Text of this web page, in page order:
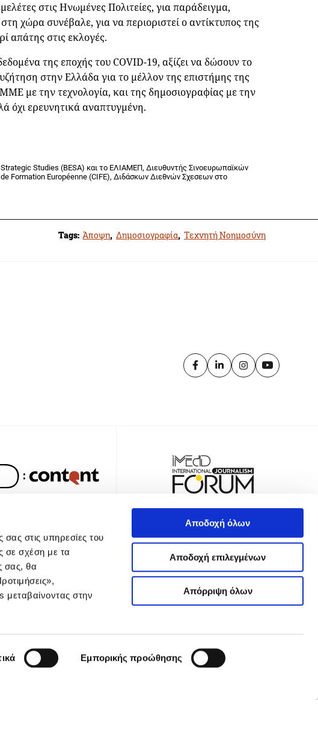
στις υπηρεσίες του
σε σχέση με τα
σας, θα
μεταβαίνοντας στην
Εμπορικής προώθησης
Αποδοχή όλων
Αποδοχή επιλεγμένων
Απόρριψη όλων
στις Ηνωμένες Πολιτείες, για παράδειγμα,
χώρα συνέβαλε, για να περιοριστεί ο αντίκτυπος της
απάτης στις εκλογές.
της εποχής του COVID-19, αξίζει να δώσουν το
στην Ελλάδα για το μέλλον της επιστήμης της
με την τεχνολογία, και της δημοσιογραφίας με την
όχι ερευνητικά αναπτυγμένη.
Studies (BESA) και το ΕΛΙΑΜΕΠ, Διευθυντής Σινοευρωπαϊκών
Formation Européenne (CIFE), Διδάσκων Διεθνών Σχεσεων στο
Tags: Άποψη, Δημοσιογραφία, Τεχνητή Νοημοσύνη
NEWSLETTER
Πολιτική Απορρήτου Πολιτική Cookies Ρυθμίσεις Cookies